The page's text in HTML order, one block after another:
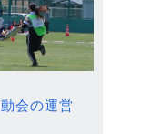
会の運営